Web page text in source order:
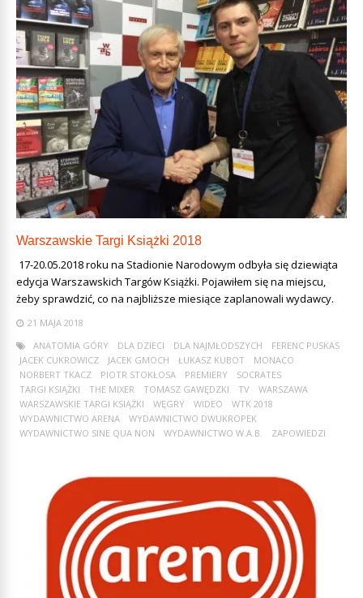
Warszawskie Targi Książki 2018
17-20.05.2018 roku na Stadionie Narodowym odbyła się dziewiąta
edycja Warszawskich Targów Książki. Pojawiłem się na miejscu,
żeby sprawdzić, co na najbliższe miesiące zaplanowali wydawcy.
21 MAJA 2018
ANATOMIA GÓRY
DLA DZIECI DLA NAJMŁODSZYCH
FERENC PUSKAS
JACEK CUKROWICZ
JACEK GMOCH ŁUKASZ KUBOT
MONACO
NORBERT TKACZ
PIOTR STOKŁOSA PREMIERY
SOCRATES
TARGI KSIĄŻKI
THE MIXER TOMASZ GAWĘDZKI TV
WARSZAWA
WARSZAWSKIE TARGI KSIĄŻKI
WĘGRY WIDEO
WTK 2018
WYDAWNICTWO ARENA
WYDAWNICTWO DWUKROPEK
WYDAWNICTWO SINE QUA NON
WYDAWNICTWO W.A.B. ZAPOWIEDZI